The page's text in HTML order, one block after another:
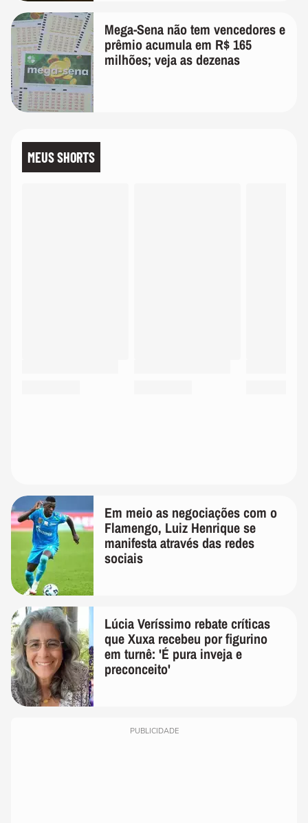
Mega-Sena não tem vencedores e
prêmio acumula em R$ 165
milhões; veja as dezenas
MEUS SHORTS
Em meio as negociações com o
Flamengo, Luiz Henrique se
manifesta através das redes
sociais
Lúcia Veríssimo rebate críticas
que Xuxa recebeu por figurino
em turnê: 'É pura inveja e
preconceito'
PUBLICIDADE